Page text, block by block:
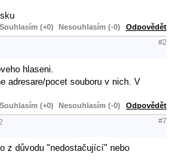
Souhlasím (+0) Nesouhlasím (-0) Odpovědět
#2
hlaseni.
adresare/pocet souboru v nich. V
Souhlasím (+0) Nesouhlasím (-0) Odpovědět
#7
z důvodu "nedostačující" nebo